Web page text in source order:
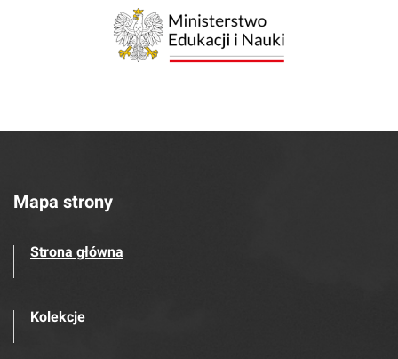
Mapa strony
Strona główna
Kolekcje